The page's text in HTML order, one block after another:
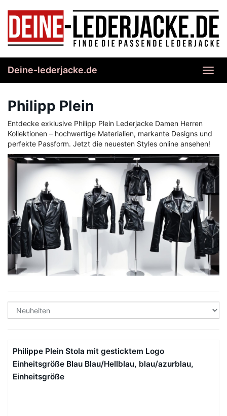
content
Deine-lederjacke.de
Philipp Plein
Entdecke exklusive Philipp Plein Lederjacke Damen Herren
Kollektionen – hochwertige Materialien, markante Designs und
perfekte Passform. Jetzt die neuesten Styles online ansehen!
Philippe Plein Stola mit gesticktem Logo
Einheitsgröße Blau Blau/Hellblau, blau/azurblau,
Einheitsgröße